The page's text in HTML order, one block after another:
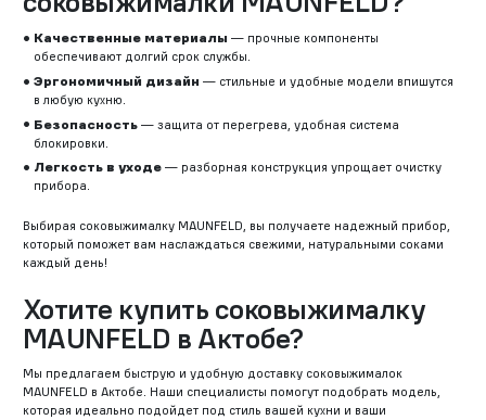
Качественные материалы — прочные компоненты
обеспечивают долгий срок службы.
Эргономичный дизайн — стильные и удобные модели впишутся
в любую кухню.
Безопасность — защита от перегрева, удобная система
блокировки.
Легкость в уходе — разборная конструкция упрощает очистку
прибора.
Выбирая соковыжималку MAUNFELD, вы получаете надежный прибор,
который поможет вам наслаждаться свежими, натуральными соками
каждый день!
Хотите купить соковыжималку
MAUNFELD в Актобе?
Мы предлагаем быструю и удобную доставку соковыжималок
MAUNFELD в Актобе. Наши специалисты помогут подобрать модель,
которая идеально подойдет под стиль вашей кухни и ваши